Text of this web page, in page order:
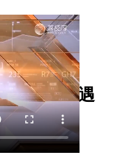
资市场机遇